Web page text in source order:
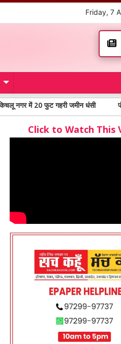
Friday, 7
20 फुट गहरी जमीन धंसी पंजाब में नशा
Click to Watch This